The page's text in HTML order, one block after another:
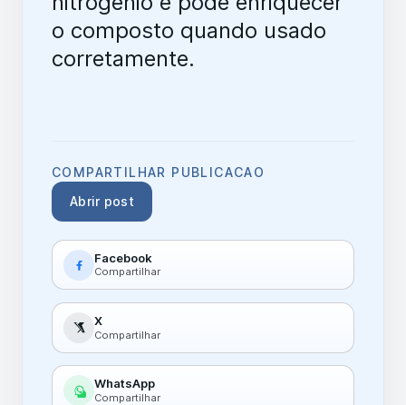
o composto quando usado
corretamente.
COMPARTILHAR PUBLICACAO
Abrir post
Facebook
Compartilhar
X
Compartilhar
WhatsApp
Compartilhar